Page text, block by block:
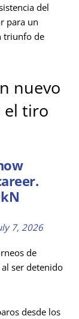
del
para un
triunfo de
nuevo
el tiro
7, 2026
de
ser detenido
desde los